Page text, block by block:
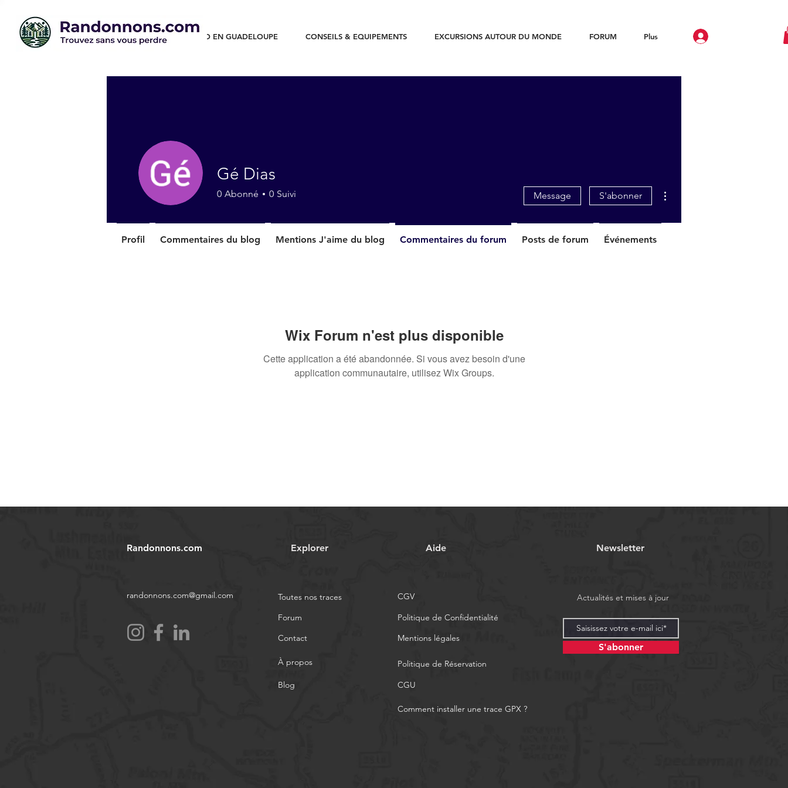
RANDO EN GUADELOUPE CONSEILS & EQUIPEMENTS EXCURSIONS AUTOUR DU MONDE FORUM Plus
Wix Forum n'est plus disponible
Cette application a été abandonnée. Si vous avez besoin d'une
application communautaire, utilisez Wix Groups.
Gé Dias
0 Abonné 0 Suivi Message S'abonner
Profil Commentaires du blog Mentions J'aime du blog Commentaires du forum Posts de forum Événements
Randonnons.com
randonnons.com@gmail.com
Explorer
Toutes nos traces
Forum
Contact
À propos
Blog
Aide
CGV
Politique de Confidentialité
Mentions légales
Politique de Réservation
CGU
Newsletter
Actualités et mises à jour
S'abonner
Comment installer une trace GPX ?